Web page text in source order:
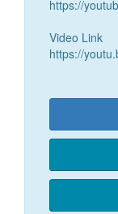
https://
Video Link
https://